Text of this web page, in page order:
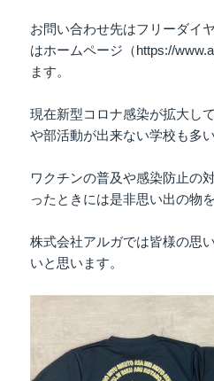
お問い合わせ先はフリーダイ
はホームページ（https://
ます。
現在新型コロナ感染が拡大し
や部活動が出来ない学校も多
ワクチンの普及や感染防止の
ったときには是非思い出の物
株式会社アルガでは皆様の思
いと思います。